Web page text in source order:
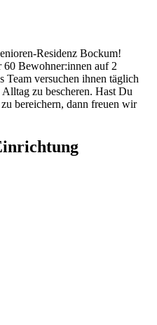
Residenz Bockum!
Bewohner:innen auf 2
Team versuchen ihnen täglich
zu bescheren. Hast Du
bereichern, dann freuen wir